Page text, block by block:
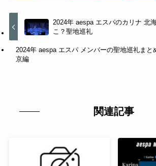
2024年 aespa エスパのカリナ 北
こ？聖地巡礼
2024年 aespa エスパ メンバーの聖地巡礼まと
京編
関連記事